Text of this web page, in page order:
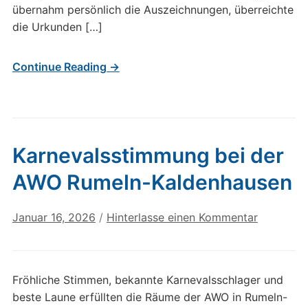
übernahm persönlich die Auszeichnungen, überreichte
die Urkunden […]
Continue Reading →
Karnevalsstimmung bei der
AWO Rumeln-Kaldenhausen
Januar 16, 2026 / Hinterlasse einen Kommentar
Fröhliche Stimmen, bekannte Karnevalsschlager und
beste Laune erfüllten die Räume der AWO in Rumeln-